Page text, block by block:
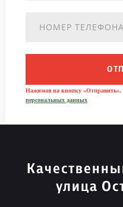
Нажимая на кнопку «Отправить»,
персональных данных
улица